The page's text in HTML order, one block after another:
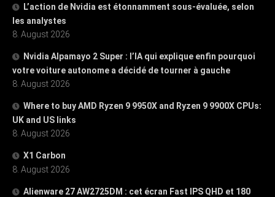
L’action de Nvidia est étonnamment sous-évaluée, selon
les analystes
8. August 2026
Nvidia Alpamayo 2 Super : l’IA qui explique enfin pourquoi
votre voiture autonome a décidé de tourner à gauche
8. August 2026
Where to buy AMD Ryzen 9 9950X and Ryzen 9 9900X CPUs:
UK and US links
8. August 2026
X1 Carbon
8. August 2026
Alienware 27 AW2725DM : cet écran Fast IPS QHD et 180